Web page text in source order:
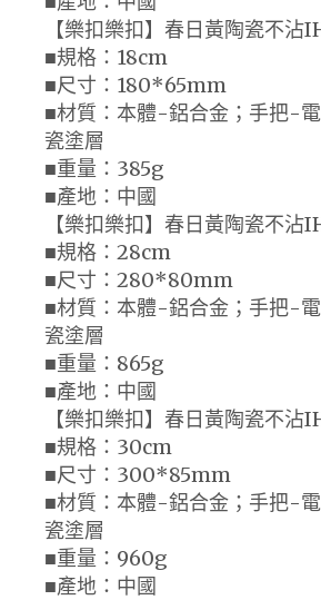
【樂扣樂扣】春日黃陶瓷不沾
■規格：18cm
■尺寸：180*65mm
■材質：本體-鋁合金；手把-
瓷塗層
■重量：385g
■產地：中國
【樂扣樂扣】春日黃陶瓷不
■規格：28cm
■尺寸：280*80mm
■材質：本體-鋁合金；手把-
瓷塗層
■重量：865g
■產地：中國
【樂扣樂扣】春日黃陶瓷不
■規格：30cm
■尺寸：300*85mm
■材質：本體-鋁合金；手把-
瓷塗層
■重量：960g
■產地：中國